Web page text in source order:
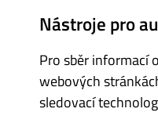
Nástroje pro
Pro sběr informací
webových
sledovací